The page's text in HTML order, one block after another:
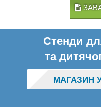
Стенди
та
МАГАЗИН